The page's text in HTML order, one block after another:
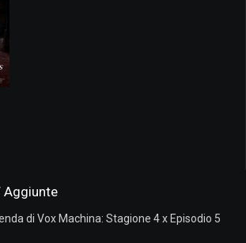
Aggiunte
di Vox Machina: Stagione 4 x Episodio 5